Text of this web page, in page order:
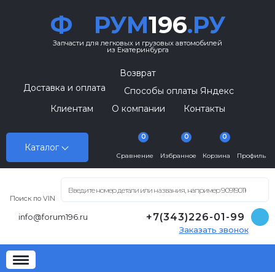
Ф РУМ196.РУ
Запчасти для легковых и грузовых автомобилей
из Екатеринбурга
Каталог
Возврат
Доставка и оплата
Способы оплаты Яндекс
Клиентам
О компании Контакты
Сравнение
0
Избранное
0
Корзина
0
Профиль
Поиск по VIN
info@forum196.ru +7(343)226-01-99
Заказать звонок